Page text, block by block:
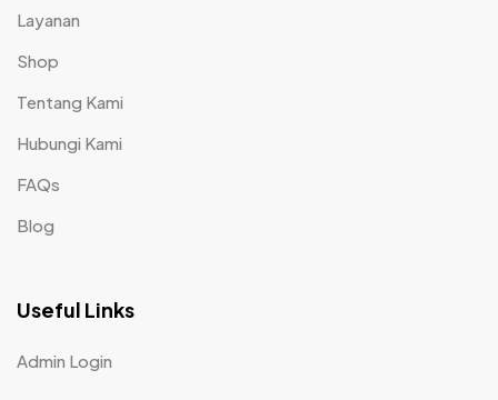
Layanan
Shop
Tentang Kami
Hubungi Kami
FAQs
Blog
Useful Links
Admin Login